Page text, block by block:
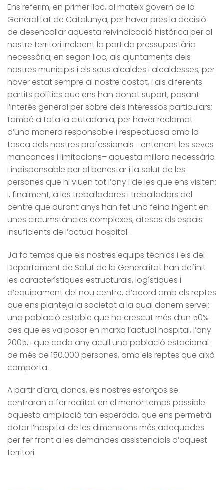
Ens referim, en primer lloc, al mateix govern de la
Generalitat de Catalunya, per haver pres la decisió
de desencallar aquesta reivindicació històrica per al
nostre territori incloent la partida pressupostària
necessària; en segon lloc, als ajuntaments dels
nostres municipis i els seus alcaldes i alcaldesses, per
haver estat sempre al nostre costat, i als diferents
partits polítics que ens han donat suport, posant
l’interès general per sobre dels interessos particulars;
també a tota la ciutadania, per haver reclamat
d’una manera responsable i respectuosa amb la
tasca dels nostres professionals –entenent les seves
mancances i limitacions– aquesta millora necessària
i indispensable per al benestar i la salut de les
persones que hi viuen tot l’any i de les que ens visiten;
i, finalment, a les treballadores i treballadors del
centre que durant anys han fet una feina ingent en
unes circumstàncies complexes, atesos els espais
insuficients de l’actual hospital.
Ja fa temps que els nostres equips tècnics i els del
Departament de Salut de la Generalitat han definit
les característiques estructurals, logístiques i
d’equipament del nou centre, d’acord amb els reptes
que ens planteja la societat a la qual donem servei:
una població estable que ha crescut més d’un 50%
des que es va posar en marxa l’actual hospital, l’any
2005, i que cada any acull una població estacional
de més de 150.000 persones, amb els reptes que això
comporta.
A partir d’ara, doncs, els nostres esforços se
centraran a fer realitat en el menor temps possible
aquesta ampliació tan esperada, que ens permetrà
dotar l’hospital de les dimensions més adequades
per fer front a les demandes assistencials d’aquest
territori.